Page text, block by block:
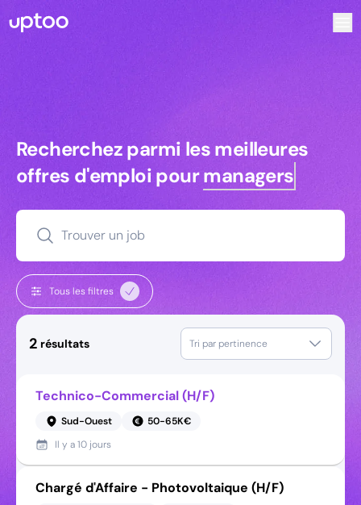
Recherchez parmi les meilleures
Recherchez parmi les meilleures
offres d'emploi pourmanagers
Trouver un job
Tous les filtres
2 résultats Tri par pertinence
Technico-Commercial (H/F)
Sud-Ouest
50-65K€
Il y a10 jours
Chargé d'Affaire - Photovoltaique (H/F)